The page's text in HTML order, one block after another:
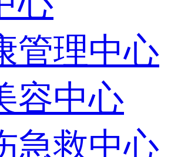
管理中心
容中心
急救中心